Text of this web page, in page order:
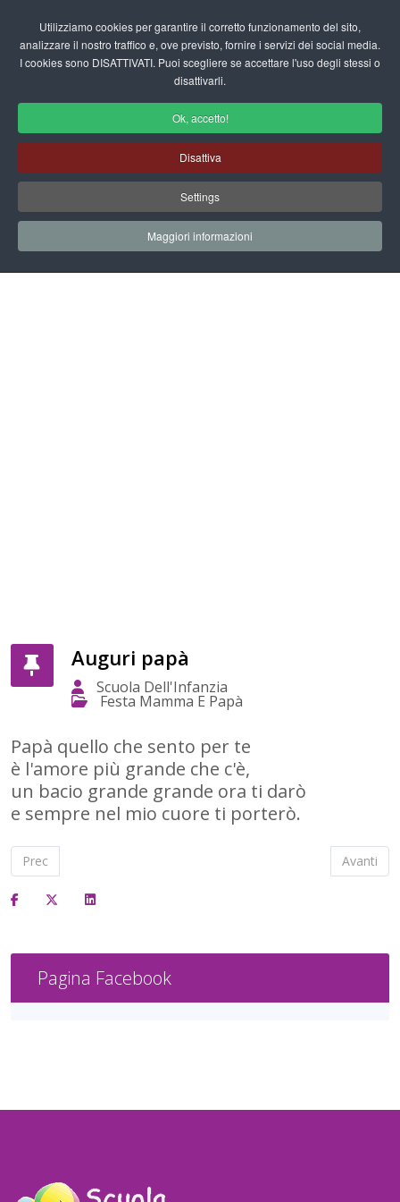
Utilizziamo cookies per garantire il corretto funzionamento del sito,
analizzare il nostro traffico e, ove previsto, fornire i servizi dei social media.
I cookies sono DISATTIVATI. Puoi scegliere se accettare l'uso degli stessi o
disattivarli.
Ok, accetto!
Disattiva
Settings
Maggiori informazioni
fas
Filastrocche sulla Festa del Papà e
Mamma
Home Scuola Materna Filastrocche
Sezione B
Festa mamma e Papà
Auguri papà
Auguri papà
Scuola Dell'Infanzia
Festa Mamma E Papà
Papà quello che sento per te
è l'amore più grande che c'è,
un bacio grande grande ora ti darò
e sempre nel mio cuore ti porterò.
Articolo precedente: Il mio papà
Prec Articolo
Avanti
Pagina Facebook